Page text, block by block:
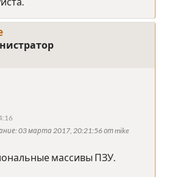
: 03 марта 2017, 20:21:56 от mike
массивы ПЗУ.